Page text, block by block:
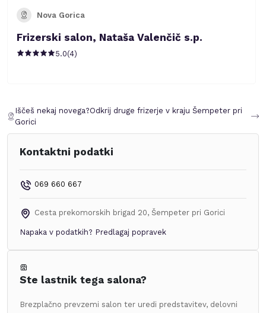
Nova Gorica
Frizerski salon, Nataša Valenčič s.p.
5.0(4)
Iščeš nekaj novega?Odkrij druge frizerje v kraju Šempeter pri
Gorici
Kontaktni podatki
069 660 667
Cesta prekomorskih brigad 20, Šempeter pri Gorici
Napaka v podatkih? Predlagaj popravek
Ste lastnik tega salona?
Brezplačno prevzemi salon ter uredi predstavitev, delovni